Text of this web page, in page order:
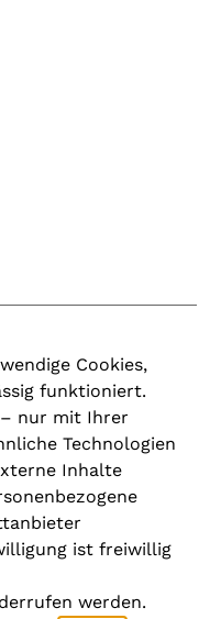
Cookies,
funktioniert.
nur mit Ihrer
Technologien
Inhalte
ist freiwillig
werden.